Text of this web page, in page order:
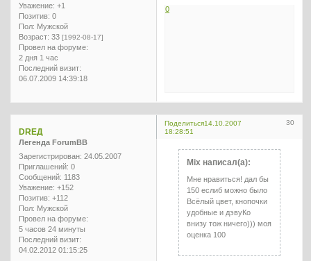
Уважение: +1
Позитив: 0
Пол: Мужской
Возраст: 33 [1992-08-17]
Провел на форуме:
2 дня 1 час
Последний визит:
06.07.2009 14:39:18
0
Поделиться 30
14.10.2007
18:28:51
DREД
Легенда ForumBB
Зарегистрирован: 24.05.2007
Приглашений: 0
Сообщений: 1183
Уважение: +152
Позитив: +112
Пол: Мужской
Провел на форуме:
5 часов 24 минуты
Последний визит:
04.02.2012 01:15:25
Mix написал(а):
Мне нравиться! дал бы
150 еслиб можно было
Всёлый цвет, кнопочки
удобные и дэвуКо
внизу тож ничего))) моя
оценка 100